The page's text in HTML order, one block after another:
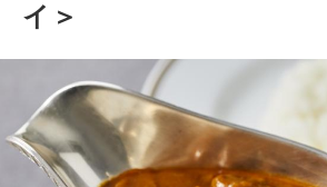
イ＞